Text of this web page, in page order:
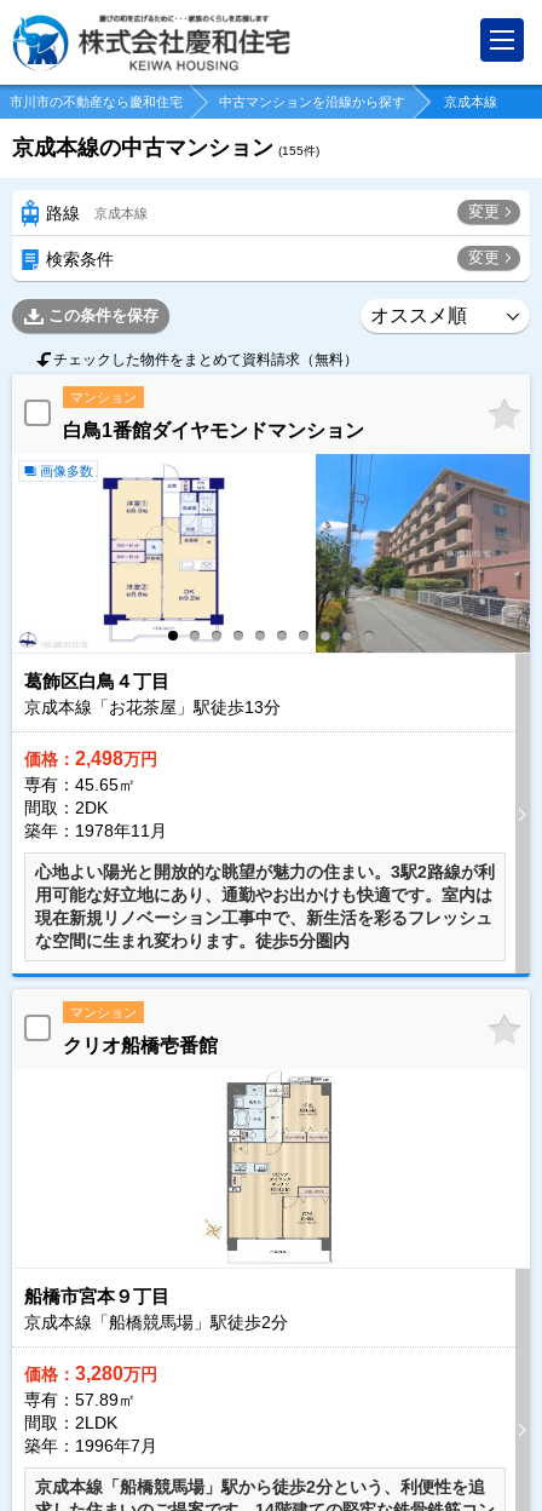
市川市の不動産なら慶和住宅 中古マンションを沿線から探す 京成本線
京成本線の中古マンション (155件)
路線 京成本線 変更
検索条件 変更
この条件を保存
チェックした物件をまとめて資料請求（無料）
マンション
白鳥1番館ダイヤモンドマンション
画像多数
葛飾区白鳥４丁目
京成本線「お花茶屋」駅徒歩13分
価格： 2,498万円
専有：45.65㎡
間取：2DK
築年：1978年11月
心地よい陽光と開放的な眺望が魅力の住まい。3駅2路線が利
用可能な好立地にあり、通勤やお出かけも快適です。室内は
現在新規リノベーション工事中で、新生活を彩るフレッシュ
な空間に生まれ変わります。徒歩5分圏内
マンション
クリオ船橋壱番館
船橋市宮本９丁目
京成本線「船橋競馬場」駅徒歩2分
価格： 3,280万円
専有：57.89㎡
間取：2LDK
築年：1996年7月
京成本線「船橋競馬場」駅から徒歩2分という、利便性を追